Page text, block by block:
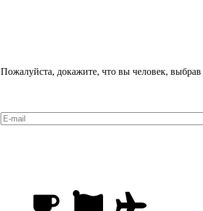
Пожалуйста, докажите, что вы человек, выбрав